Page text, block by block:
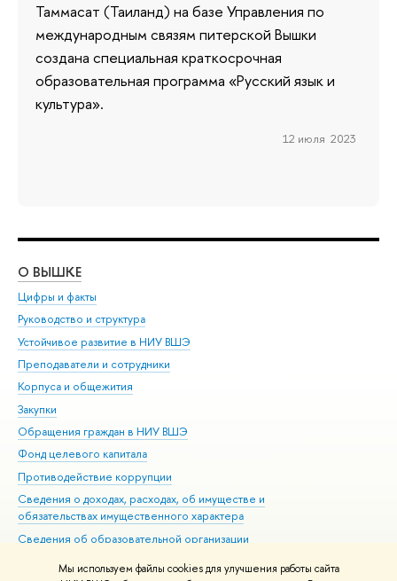
Мы используем файлы cookies для улучшения работы сайта
Таммасат (Таиланд) на базе Управления по
международным связям питерской Вышки
создана специальная краткосрочная
образовательная программа «Русский язык и
культура».
12 июля 2023
О ВЫШКЕ
Цифры и факты
Руководство и структура
Устойчивое развитие в НИУ ВШЭ
Преподаватели и сотрудники
Корпуса и общежития
Закупки
Обращения граждан в НИУ ВШЭ
Фонд целевого капитала
Противодействие коррупции
Сведения о доходах, расходах, об имуществе и
обязательствах имущественного характера
Сведения об образовательной организации
Людям с ограниченными возможностями здоровья